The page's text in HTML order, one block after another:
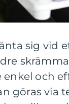
sig vid
och
göras via